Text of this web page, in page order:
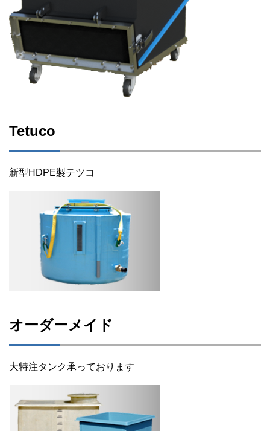
Tetuco
新型HDPE製テツコ
オーダーメイド
大特注タンク承っております